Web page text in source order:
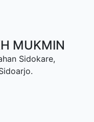
MUKMIN
Sidokare,